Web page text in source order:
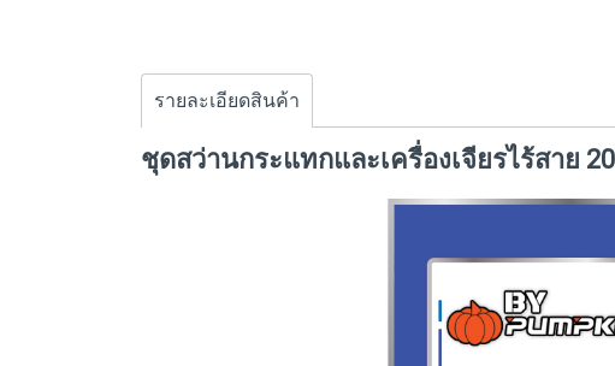
รายละเอียดสินค้า
ชุดสว่านกระแทกและเครื่องเจียรไร้สาย